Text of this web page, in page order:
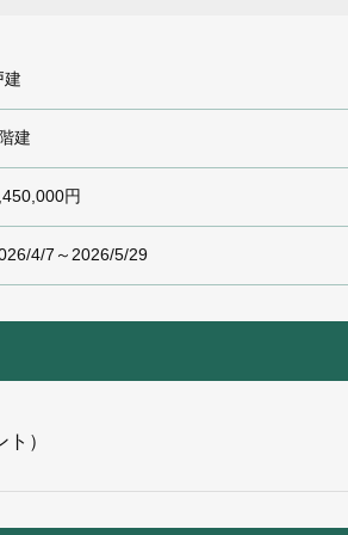
建
建
円
4/7～2026/5/29
）